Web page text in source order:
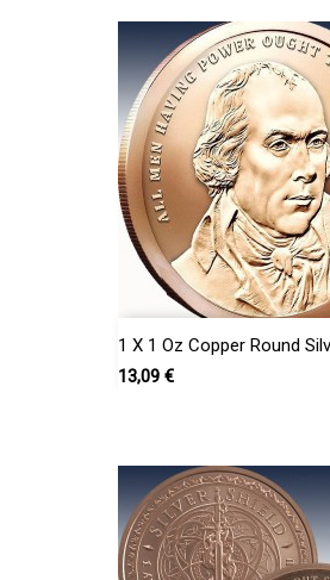
1 X 1 Oz Copper Round
Preis
13,09 €